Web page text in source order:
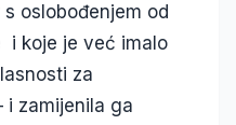
oslobođenjem od
i koje je već imalo
za
zamijenila ga